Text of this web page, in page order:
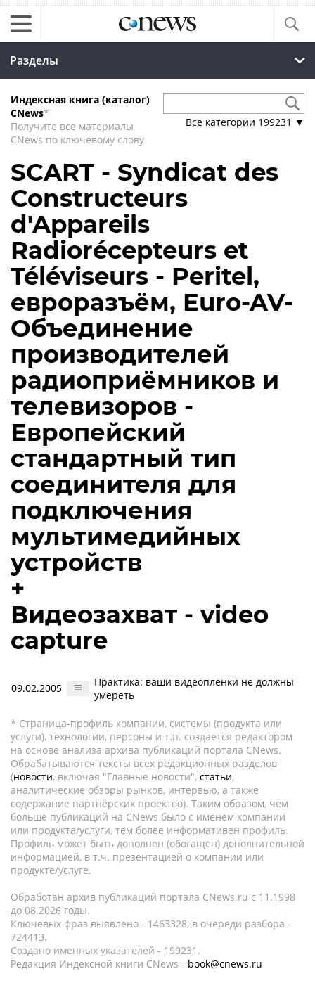
Разделы
Индексная книга (каталог)
CNews*
Получите все материалы
CNews по ключевому слову
Все категории 199231 ▼
SCART - Syndicat des
Constructeurs
d'Appareils
Radiorécepteurs et
Téléviseurs - Peritel,
евроразъём, Euro-AV-
Объединение
производителей
радиоприёмников и
телевизоров -
Европейский
стандартный тип
соединителя для
подключения
мультимедийных
устройств
+
Видеозахват - video
capture
09.02.2005
Практика: ваши видеопленки не должны
умереть
* Страница-профиль компании, системы (продукта или
услуги), технологии, персоны и т.п. создается редактором
на основе анализа архива публикаций портала CNews.
Обрабатываются тексты всех редакционных разделов
(новости, включая "Главные новости", статьи,
аналитические обзоры рынков, интервью, а также
содержание партнёрских проектов). Таким образом, чем
больше публикаций на CNews было с именем компании
или продукта/услуги, тем более информативен профиль.
Профиль может быть дополнен (обогащен) дополнительной
информацией, в т.ч. презентацией о компании или
продукте/услуге.
Обработан архив публикаций портала CNews.ru c 11.1998
до 08.2026 годы.
Ключевых фраз выявлено - 1463328, в очереди разбора -
724413.
Создано именных указателей - 199231.
Редакция Индексной книги CNews - book@cnews.ru